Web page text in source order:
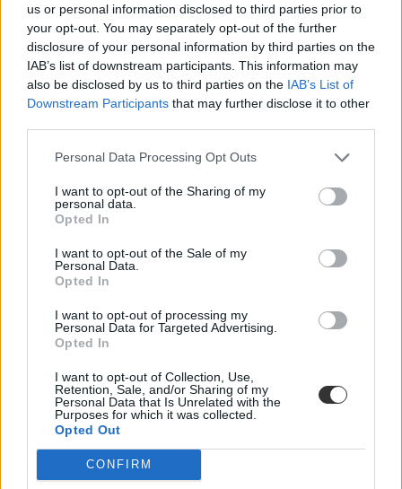
us or personal information disclosed to third parties prior to
your opt-out. You may separately opt-out of the further
disclosure of your personal information by third parties on the
IAB’s list of downstream participants. This information may
also be disclosed by us to third parties on the IAB’s List of
Downstream Participants that may further disclose it to other
Personal Data Processing Opt Outs
I want to opt-out of the Sharing of my
personal data.
Opted In
I want to opt-out of the Sale of my
Personal Data.
Opted In
I want to opt-out of processing my
Personal Data for Targeted Advertising.
Opted In
I want to opt-out of Collection, Use,
Retention, Sale, and/or Sharing of my
Personal Data that Is Unrelated with the
Purposes for which it was collected.
Opted Out
CONFIRM
kultúra
felolvasás
irodalom éjszakája
belföld
költészet világnapja
Mikor pihenhettek még 2026-ban? Itt van az összes
hosszú hétvége és tanítási szünet
Még három hosszabb pihenő vár rátok idén: mutatjuk a dátumokat.
Kovács Dóri
Lannert Judit: Rugalmasabb napkezdés, hosszabb
szünetek és több mozgás jöhet az alsó tagozatokban
szeptembertől
Tizennégy pontos szakmai javaslatcsomagot kaptak az általános